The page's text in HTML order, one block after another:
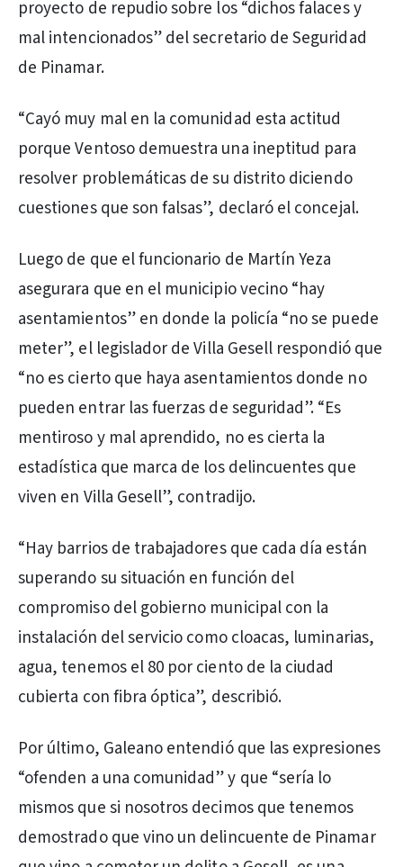
proyecto de repudio sobre los “dichos falaces y
mal intencionados” del secretario de Seguridad
de Pinamar.
“Cayó muy mal en la comunidad esta actitud
porque Ventoso demuestra una ineptitud para
resolver problemáticas de su distrito diciendo
cuestiones que son falsas”, declaró el concejal.
Luego de que el funcionario de Martín Yeza
asegurara que en el municipio vecino “hay
asentamientos” en donde la policía “no se puede
meter”, el legislador de Villa Gesell respondió que
“no es cierto que haya asentamientos donde no
pueden entrar las fuerzas de seguridad”. “Es
mentiroso y mal aprendido, no es cierta la
estadística que marca de los delincuentes que
viven en Villa Gesell”, contradijo.
“Hay barrios de trabajadores que cada día están
superando su situación en función del
compromiso del gobierno municipal con la
instalación del servicio como cloacas, luminarias,
agua, tenemos el 80 por ciento de la ciudad
cubierta con fibra óptica”, describió.
Por último, Galeano entendió que las expresiones
“ofenden a una comunidad” y que “sería lo
mismos que si nosotros decimos que tenemos
demostrado que vino un delincuente de Pinamar